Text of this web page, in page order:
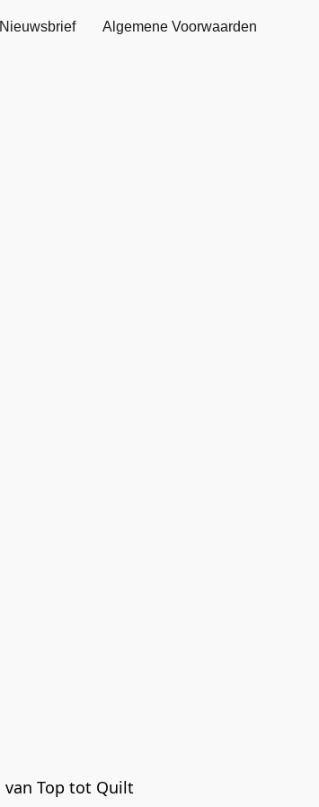
Nieuwsbrief Algemene Voorwaarden
van Top tot Quilt